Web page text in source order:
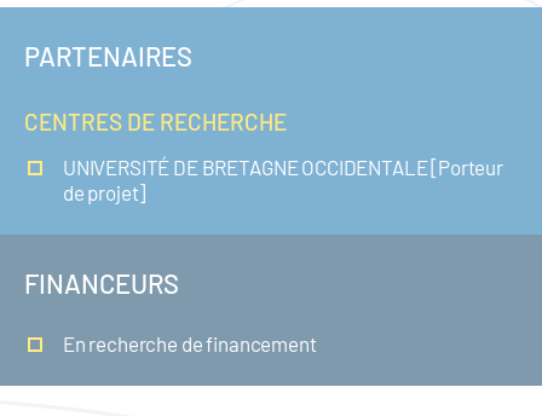
PARTENAIRES
CENTRES DE RECHERCHE
UNIVERSITÉ DE BRETAGNE OCCIDENTALE [Porteur
de projet]
FINANCEURS
En recherche de financement